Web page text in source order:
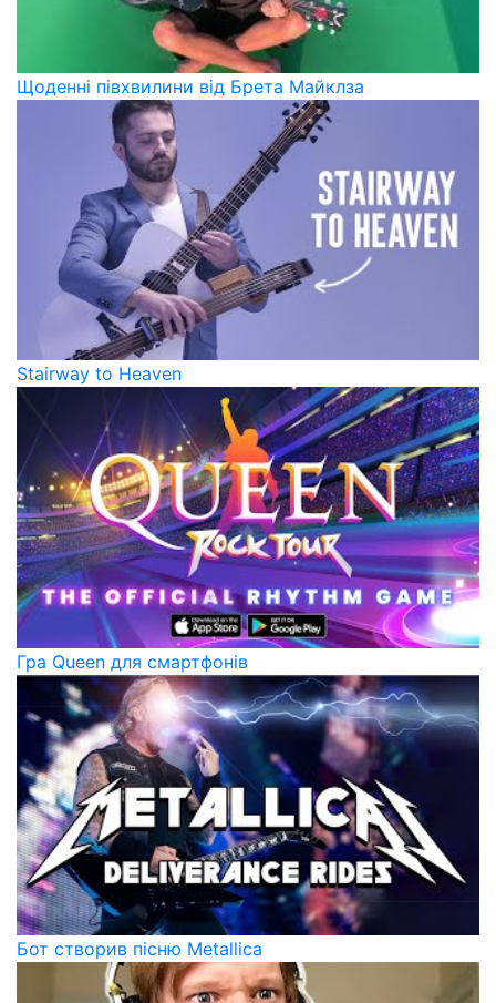
Щоденні півхвилини від Брета Майклза
Stairway to Heaven
Гра Queen для смартфонів
Бот створив пісню Metallica